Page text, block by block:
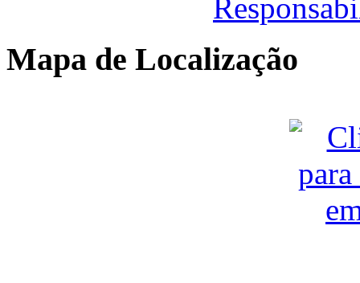
Mapa de Localização